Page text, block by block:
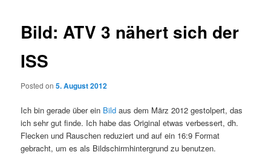
Bild: ATV 3 nähert sich der
ISS
Posted on5. August 2012
Ich bin gerade über ein Bild aus dem März 2012 gestolpert, das
ich sehr gut finde. Ich habe das Original etwas verbessert, dh.
Flecken und Rauschen reduziert und auf ein 16:9 Format
gebracht, um es als Bildschirmhintergrund zu benutzen.